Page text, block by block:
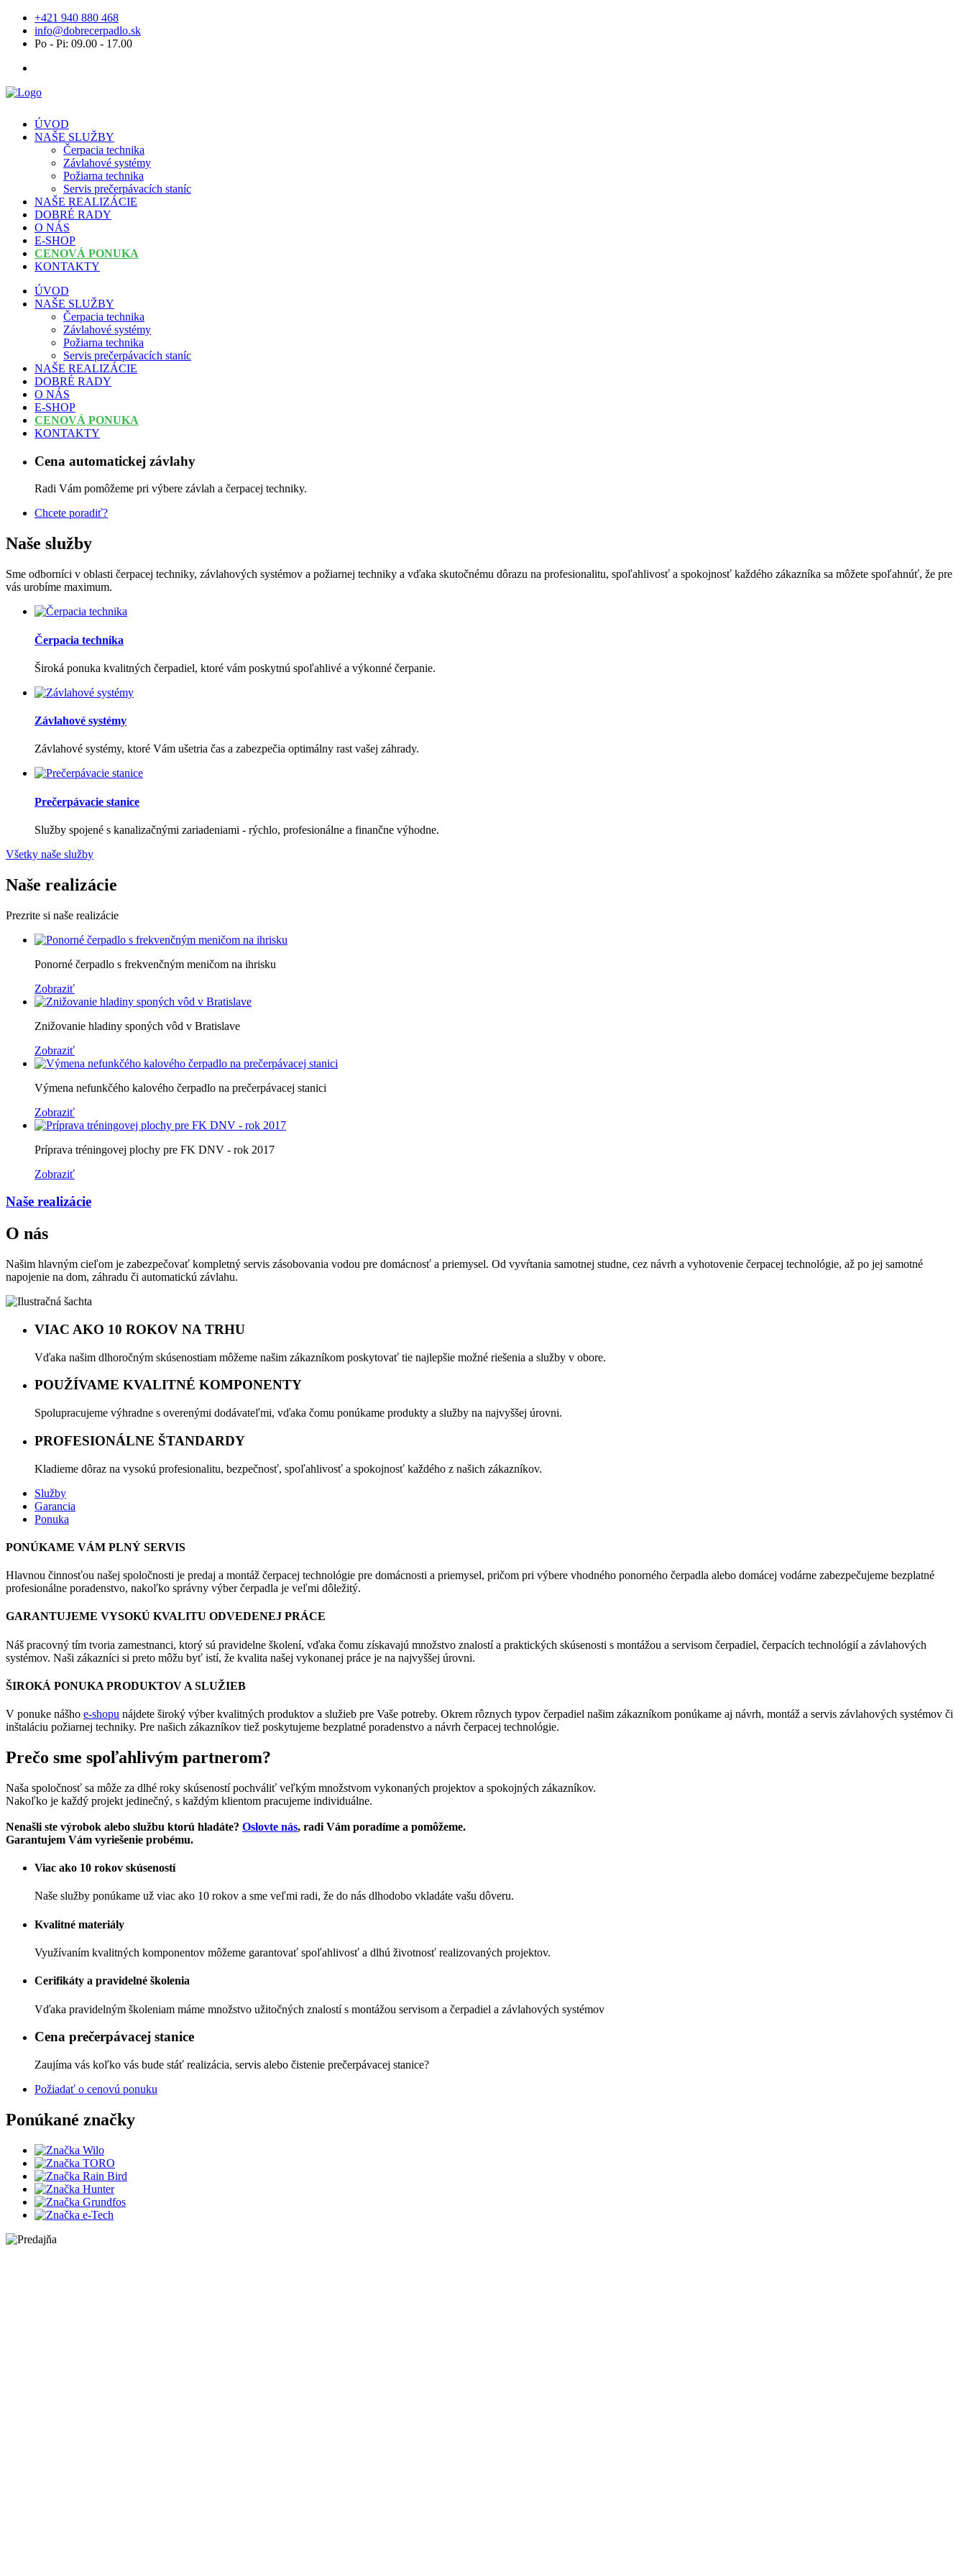
+421 940 880 468
info@dobrecerpadlo.sk
Po - Pi: 09.00 - 17.00
ÚVOD
NAŠE SLUŽBY
Čerpacia technika
Závlahové systémy
Požiarna technika
Servis prečerpávacích staníc
NAŠE REALIZÁCIE
DOBRÉ RADY
O NÁS
E-SHOP
CENOVÁ PONUKA
KONTAKTY
ÚVOD
NAŠE SLUŽBY
Čerpacia technika
Závlahové systémy
Požiarna technika
Servis prečerpávacích staníc
NAŠE REALIZÁCIE
DOBRÉ RADY
O NÁS
E-SHOP
CENOVÁ PONUKA
KONTAKTY
Cena automatickej závlahy
Radi Vám pomôžeme pri výbere závlah a čerpacej techniky.
Chcete poradiť?
Naše služby
Sme odborníci v oblasti čerpacej techniky, závlahových systémov a požiarnej techniky a vďaka skutočnému dôrazu na profesionalitu, spoľahlivosť a spokojnosť každého zákazníka sa môžete spoľahnúť, že pre
vás urobíme maximum.
Čerpacia technika
Široká ponuka kvalitných čerpadiel, ktoré vám poskytnú spoľahlivé a výkonné čerpanie.
Závlahové systémy
Závlahové systémy, ktoré Vám ušetria čas a zabezpečia optimálny rast vašej záhrady.
Prečerpávacie stanice
Služby spojené s kanalizačnými zariadeniami - rýchlo, profesionálne a finančne výhodne.
Všetky naše služby
Naše realizácie
Prezrite si naše realizácie
Ponorné čerpadlo s frekvenčným meničom na ihrisku
Zobraziť
Znižovanie hladiny sponých vôd v Bratislave
Zobraziť
Výmena nefunkčého kalového čerpadlo na prečerpávacej stanici
Zobraziť
Príprava tréningovej plochy pre FK DNV - rok 2017
Zobraziť
Naše realizácie
O nás
Našim hlavným cieľom je zabezpečovať kompletný servis zásobovania vodou pre domácnosť a priemysel. Od vyvŕtania samotnej studne, cez návrh a vyhotovenie čerpacej technológie, až po jej samotné
napojenie na dom, záhradu či automatickú závlahu.
VIAC AKO 10 ROKOV NA TRHU
Vďaka našim dlhoročným skúsenostiam môžeme našim zákazníkom poskytovať tie najlepšie možné riešenia a služby v obore.
POUŽÍVAME KVALITNÉ KOMPONENTY
Spolupracujeme výhradne s overenými dodávateľmi, vďaka čomu ponúkame produkty a služby na najvyššej úrovni.
PROFESIONÁLNE ŠTANDARDY
Kladieme dôraz na vysokú profesionalitu, bezpečnosť, spoľahlivosť a spokojnosť každého z našich zákazníkov.
Služby
Garancia
Ponuka
PONÚKAME VÁM PLNÝ SERVIS
Hlavnou činnosťou našej spoločnosti je predaj a montáž čerpacej technológie pre domácnosti a priemysel, pričom pri výbere vhodného ponorného čerpadla alebo domácej vodárne zabezpečujeme bezplatné
profesionálne poradenstvo, nakoľko správny výber čerpadla je veľmi dôležitý.
GARANTUJEME VYSOKÚ KVALITU ODVEDENEJ PRÁCE
Náš pracovný tím tvoria zamestnanci, ktorý sú pravidelne školení, vďaka čomu získavajú množstvo znalostí a praktických skúsenosti s montážou a servisom čerpadiel, čerpacích technológií a závlahových
systémov. Naši zákazníci si preto môžu byť istí, že kvalita našej vykonanej práce je na najvyššej úrovni.
ŠIROKÁ PONUKA PRODUKTOV A SLUŽIEB
V ponuke nášho e-shopu nájdete široký výber kvalitných produktov a služieb pre Vaše potreby. Okrem rôznych typov čerpadiel našim zákazníkom ponúkame aj návrh, montáž a servis závlahových systémov či
inštaláciu požiarnej techniky. Pre našich zákazníkov tiež poskytujeme bezplatné poradenstvo a návrh čerpacej technológie.
Prečo sme spoľahlivým partnerom?
Naša spoločnosť sa môže za dlhé roky skúseností pochváliť veľkým množstvom vykonaných projektov a spokojných zákazníkov.
Nakoľko je každý projekt jedinečný, s každým klientom pracujeme individuálne.
Nenašli ste výrobok alebo službu ktorú hladáte? Oslovte nás, radi Vám poradíme a pomôžeme.
Garantujem Vám vyriešenie probému.
Viac ako 10 rokov skúseností
Naše služby ponúkame už viac ako 10 rokov a sme veľmi radi, že do nás dlhodobo vkladáte vašu dôveru.
Kvalitné materiály
Využívaním kvalitných komponentov môžeme garantovať spoľahlivosť a dlhú životnosť realizovaných projektov.
Cerifikáty a pravidelné školenia
Vďaka pravidelným školeniam máme množstvo užitočných znalostí s montážou servisom a čerpadiel a závlahových systémov
Cena prečerpávacej stanice
Zaujíma vás koľko vás bude stáť realizácia, servis alebo čistenie prečerpávacej stanice?
Požiadať o cenovú ponuku
Ponúkané značky